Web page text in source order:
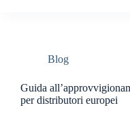
Blog
Guida
per distributori europei